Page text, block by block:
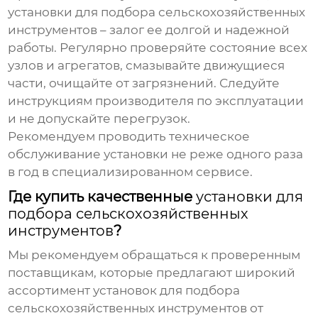
установки для подбора сельскохозяйственных
инструментов – залог ее долгой и надежной
работы. Регулярно проверяйте состояние всех
узлов и агрегатов, смазывайте движущиеся
части, очищайте от загрязнений. Следуйте
инструкциям производителя по эксплуатации
и не допускайте перегрузок.
Рекомендуем проводить техническое
обслуживание установки не реже одного раза
в год в специализированном сервисе.
Где купить качественныеустановки для
подбора сельскохозяйственных
инструментов?
Мы рекомендуем обращаться к проверенным
поставщикам, которые предлагают широкий
ассортиментустановок для подбора
сельскохозяйственных инструментов от